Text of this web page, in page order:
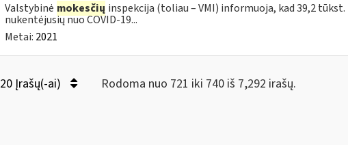
Valstybinė mokesčių inspekcija (toliau – VMI) informuoja, kad 39,2 tūkst.
nukentėjusių nuo COVID-19...
Metai: 2021
20 Įrašų(-ai) Rodoma nuo 721 iki 740 iš 7,292 irašų.